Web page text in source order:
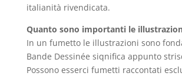
italianità rivendicata.
Quanto sono importanti le
In un fumetto le illustrazioni sono
Bande Dessinée siqnifica appunto
Possono esserci fumetti raccontati